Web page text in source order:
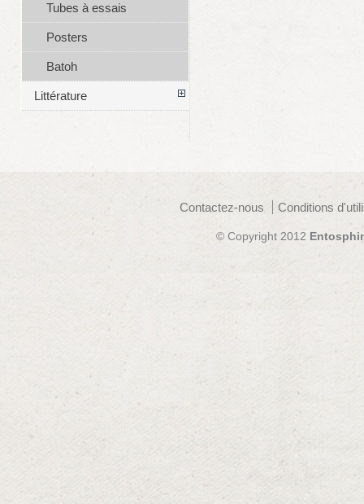
Tubes à essais
Posters
Batoh
Littérature
Contactez-nous Conditions
© Copyright 2012